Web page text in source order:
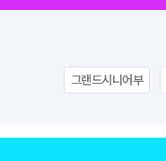
그랜드시니어부